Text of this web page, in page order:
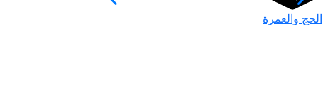
الحج والعمرة